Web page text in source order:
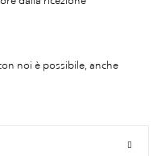
noi è possibile, anche